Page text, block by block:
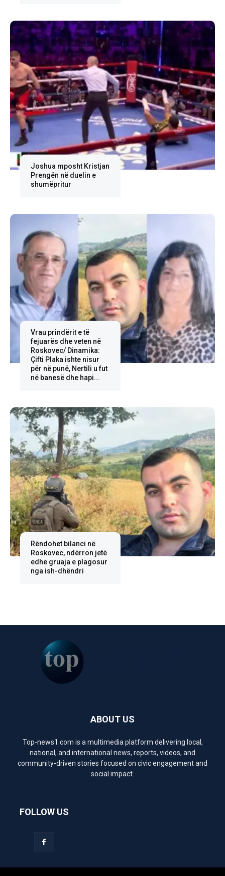
Joshua mposht Kristjan
Prengën në duelin e
shumëpritur
Vrau prindërit e të
fejuarës dhe veten në
Roskovec/ Dinamika:
Çifti Plaka ishte nisur
për në punë, Nertili u fut
në banesë dhe hapi...
Rëndohet bilanci në
Roskovec, ndërron jetë
edhe gruaja e plagosur
nga ish-dhëndri
ABOUT US
Top-news1.com is a multimedia platform delivering local,
national, and international news, reports, videos, and
community-driven stories focused on civic engagement and
social impact.
FOLLOW US